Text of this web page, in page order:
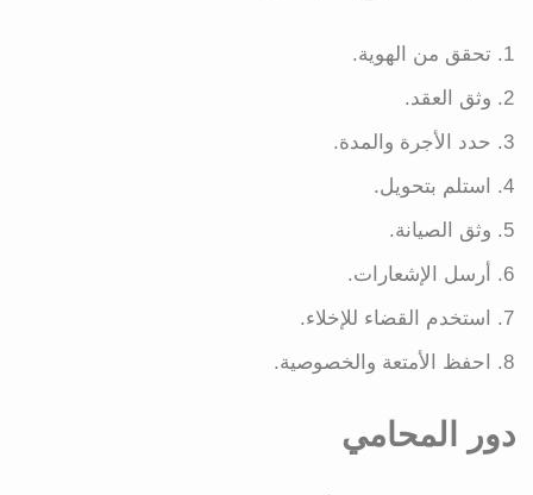
تحقق من الهوية.
وثق العقد.
حدد الأجرة والمدة.
استلم بتحويل.
وثق الصيانة.
أرسل الإشعارات.
استخدم القضاء للإخلاء.
احفظ الأمتعة والخصوصية.
دور المحامي